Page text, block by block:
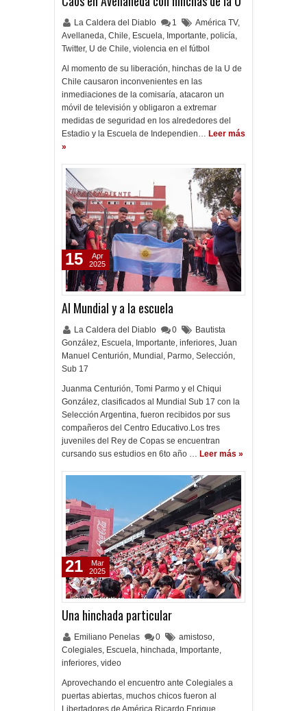
La Caldera del Diablo 1 América TV,
Avellaneda, Chile, Escuela, Importante, policía,
Twitter, U de Chile, violencia en el fútbol
Al momento de su liberación, hinchas de la U de
Chile causaron inconvenientes en las
inmediaciones de la comisaría, atacaron un
móvil de televisión y obligaron a extremar
medidas de seguridad en los alrededores del
Estadio y la Escuela de Independien… Leer más
»
Al Mundial y a la escuela
La Caldera del Diablo 0
Bautista
González, Escuela, Importante, inferiores, Juan
Manuel Centurión, Mundial , Parmo, Selección,
Sub 17
Juanma Centurión, Tomi Parmo y el Chiqui
González, clasificados al Mundial Sub 17 con la
Selección Argentina, fueron recibidos por sus
compañeros del Centro Educativo.Los tres
juveniles del Rey de Copas se encuentran
cursando sus estudios en 6to año … Leer más »
15
Apr
2025
Una hinchada particular
Emiliano Penelas 0 amistoso,
Colegiales, Escuela, hinchada, Importante,
inferiores, video
Aprovechando el encuentro ante Colegiales a
puertas abiertas, muchos chicos fueron al
Libertadores de América Ricardo Enrique
21
Mar
2025